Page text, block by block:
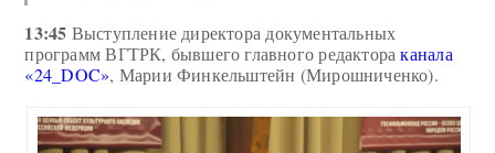
13:45 Выступление директора документальных
программ ВГТРК, бывшего главного редактораканала
«24_DOC», Марии Финкельштейн (Мирошниченко).